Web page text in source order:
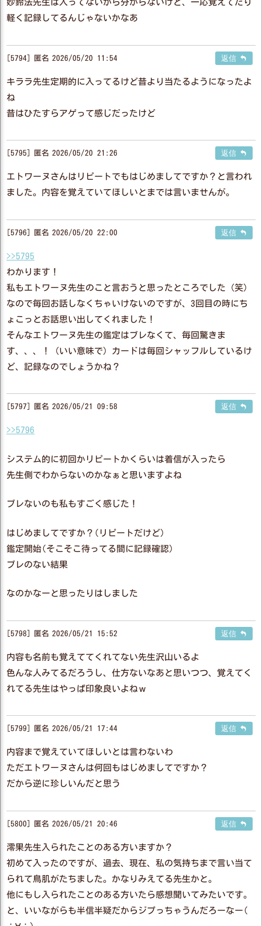
妙鈴法先生は入ってないから分からないけど、一応覚えてたり
軽く記録してるんじゃないかなあ
5794 匿名 2026/05/20 11:54 返信
キララ先生定期的に入ってるけど昔より当たるようになったよ
ね
昔はひたすらアゲって感じだったけど
5795 匿名 2026/05/20 21:26 返信
エトワーヌさんはリピートでもはじめましてですか？と言われ
ました。内容を覚えていてほしいとまでは言いませんが。
5796 匿名 2026/05/20 22:00 返信
>>5795
わかります！
私もエトワーヌ先生のこと言おうと思ったところでした（笑）
なので毎回お話しなくちゃいけないのですが、3回目の時にち
ょこっとお話思い出してくれました！
そんなエトワーヌ先生の鑑定はブレなくて、毎回驚きま
す、、、！（いい意味で）カードは毎回シャッフルしているけ
ど、記録なのでしょうかね？
5797 匿名 2026/05/21 09:58 返信
>>5796
システム的に初回かリピートかくらいは着信が入ったら
先生側でわからないのかなぁと思いますよね
ブレないのも私もすごく感じた！
はじめましてですか？(リピートだけど)
鑑定開始(そこそこ待ってる間に記録確認)
ブレのない結果
なのかなーと思ったりはしました
5798 匿名 2026/05/21 15:52 返信
内容も名前も覚えててくれてない先生沢山いるよ
色んな人みてるだろうし、仕方ないなあと思いつつ、覚えてく
れてる先生はやっぱ印象良いよねｗ
5799 匿名 2026/05/21 17:44 返信
内容まで覚えていてほしいとは言わないわ
ただエトワーヌさんは何回もはじめましてですか？
だから逆に珍しいんだと思う
5800 匿名 2026/05/21 20:46 返信
澪果先生入られたことのある方いますか？
初めて入ったのですが、過去、現在、私の気持ちまで言い当て
られて鳥肌がたちました。かなりみえてる先生かと。
他にもし入られたことのある方いたら感想聞いてみたいです。
と、いいながらも半信半疑だからジプっちゃうんだろーなー(